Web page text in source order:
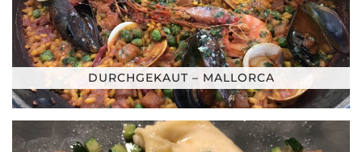
DURCHGEKAUT – MALLORCA